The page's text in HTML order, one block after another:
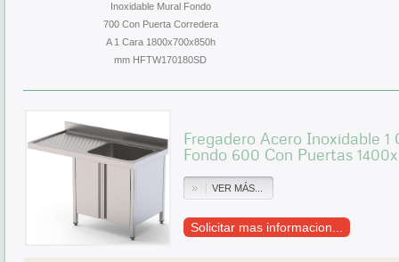
Inoxidable Mural Fondo
700 Con Puerta Corredera
A 1 Cara 1800x700x850h
mm HFTW170180SD
Fregadero Acero Inoxidable
Fondo 600 Con Puertas
VER MÁS...
Solicitar mas informacion...